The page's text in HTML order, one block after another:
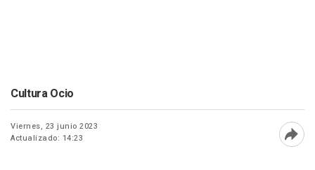
Cultura Ocio
Viernes, 23 junio 2023
Actualizado: 14:23